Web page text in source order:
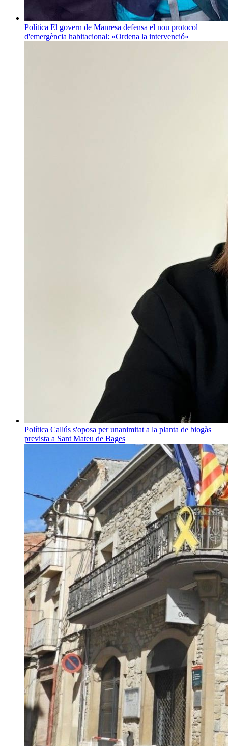
Política El govern de Manresa defensa el nou protocol
d'emergència habitacional: «Ordena la intervenció»
Política Callús s'oposa per unanimitat a la planta de biogàs
prevista a Sant Mateu de Bages